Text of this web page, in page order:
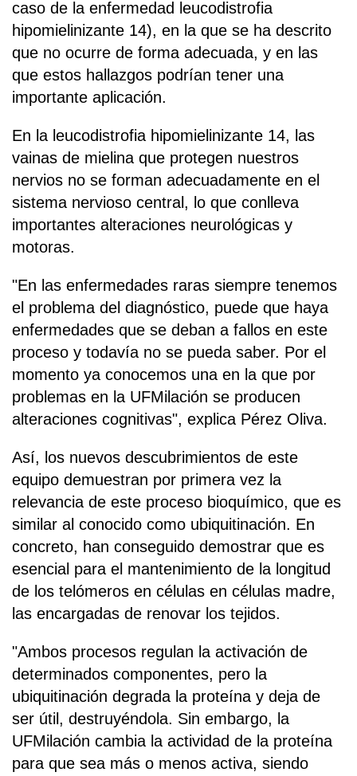
caso de la enfermedad leucodistrofia
hipomielinizante 14), en la que se ha descrito
que no ocurre de forma adecuada, y en las
que estos hallazgos podrían tener una
importante aplicación.
En la leucodistrofia hipomielinizante 14, las
vainas de mielina que protegen nuestros
nervios no se forman adecuadamente en el
sistema nervioso central, lo que conlleva
importantes alteraciones neurológicas y
motoras.
"En las enfermedades raras siempre tenemos
el problema del diagnóstico, puede que haya
enfermedades que se deban a fallos en este
proceso y todavía no se pueda saber. Por el
momento ya conocemos una en la que por
problemas en la UFMilación se producen
alteraciones cognitivas", explica Pérez Oliva.
Así, los nuevos descubrimientos de este
equipo demuestran por primera vez la
relevancia de este proceso bioquímico, que es
similar al conocido como ubiquitinación. En
concreto, han conseguido demostrar que es
esencial para el mantenimiento de la longitud
de los telómeros en células en células madre,
las encargadas de renovar los tejidos.
"Ambos procesos regulan la activación de
determinados componentes, pero la
ubiquitinación degrada la proteína y deja de
ser útil, destruyéndola. Sin embargo, la
UFMilación cambia la actividad de la proteína
para que sea más o menos activa, siendo